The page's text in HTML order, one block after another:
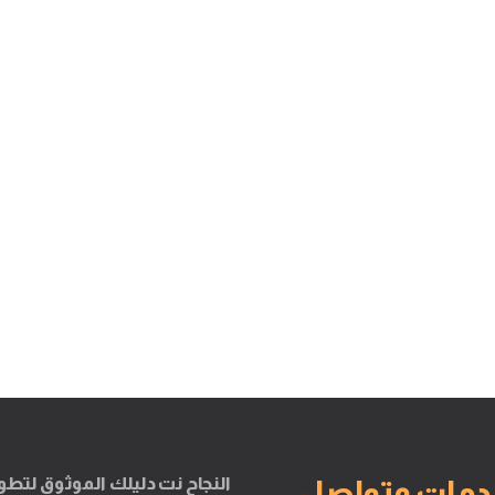
النجاح نت دليلك الموثوق